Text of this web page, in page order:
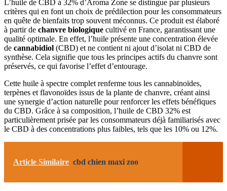
L’huile de CBD à 32% d’Aroma Zone se distingue par plusieurs
critères qui en font un choix de prédilection pour les consommateurs
en quête de bienfaits trop souvent méconnus. Ce produit est élaboré
à partir de chanvre biologique cultivé en France, garantissant une
qualité optimale. En effet, l’huile présente une concentration élevée
de cannabidiol (CBD) et ne contient ni ajout d’isolat ni CBD de
synthèse. Cela signifie que tous les principes actifs du chanvre sont
préservés, ce qui favorise l’effet d’entourage.
Cette huile à spectre complet renferme tous les cannabinoïdes,
terpènes et flavonoïdes issus de la plante de chanvre, créant ainsi
une synergie d’action naturelle pour renforcer les effets bénéfiques
du CBD. Grâce à sa composition, l’huile de CBD 32% est
particulièrement prisée par les consommateurs déjà familiarisés avec
le CBD à des concentrations plus faibles, tels que les 10% ou 12%.
Article Similaire cbd chien maxi zoo